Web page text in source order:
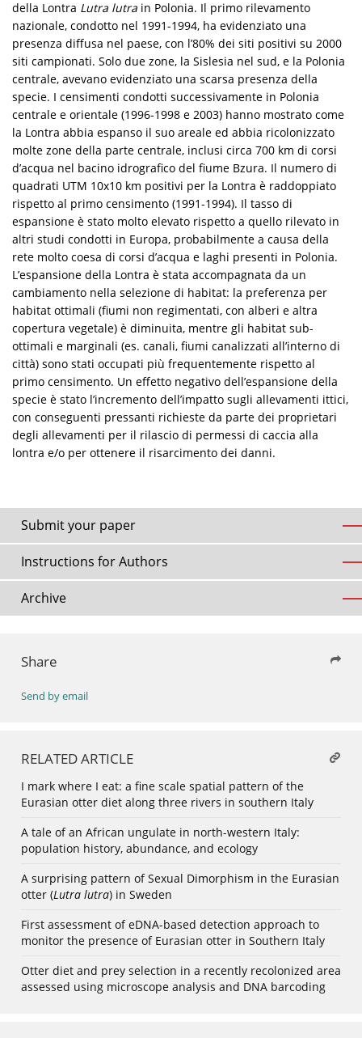
della Lontra Lutra lutra in Polonia. Il primo rilevamento
nazionale, condotto nel 1991-1994, ha evidenziato una
presenza diffusa nel paese, con l’80% dei siti positivi su 2000
siti campionati. Solo due zone, la Sislesia nel sud, e la Polonia
centrale, avevano evidenziato una scarsa presenza della
specie. I censimenti condotti successivamente in Polonia
centrale e orientale (1996-1998 e 2003) hanno mostrato come
la Lontra abbia espanso il suo areale ed abbia ricolonizzato
molte zone della parte centrale, inclusi circa 700 km di corsi
d’acqua nel bacino idrografico del fiume Bzura. Il numero di
quadrati UTM 10x10 km positivi per la Lontra è raddoppiato
rispetto al primo censimento (1991-1994). Il tasso di
espansione è stato molto elevato rispetto a quello rilevato in
altri studi condotti in Europa, probabilmente a causa della
rete molto coesa di corsi d’acqua e laghi presenti in Polonia.
L’espansione della Lontra è stata accompagnata da un
cambiamento nella selezione di habitat: la preferenza per
habitat ottimali (fiumi non regimentati, con alberi e altra
copertura vegetale) è diminuita, mentre gli habitat sub-
ottimali e marginali (es. canali, fiumi canalizzati all’interno di
città) sono stati occupati più frequentemente rispetto al
primo censimento. Un effetto negativo dell’espansione della
specie è stato l’incremento dell’impatto sugli allevamenti ittici,
con conseguenti pressanti richieste da parte dei proprietari
degli allevamenti per il rilascio di permessi di caccia alla
lontra e/o per ottenere il risarcimento dei danni.
Submit your paper
Instructions for Authors
Archive
Share
Send by email
RELATED ARTICLE
I mark where I eat: a fine scale spatial pattern of the
Eurasian otter diet along three rivers in southern Italy
A tale of an African ungulate in north-western Italy:
population history, abundance, and ecology
A surprising pattern of Sexual Dimorphism in the Eurasian
otter (Lutra lutra) in Sweden
First assessment of eDNA-based detection approach to
monitor the presence of Eurasian otter in Southern Italy
Otter diet and prey selection in a recently recolonized area
assessed using microscope analysis and DNA barcoding